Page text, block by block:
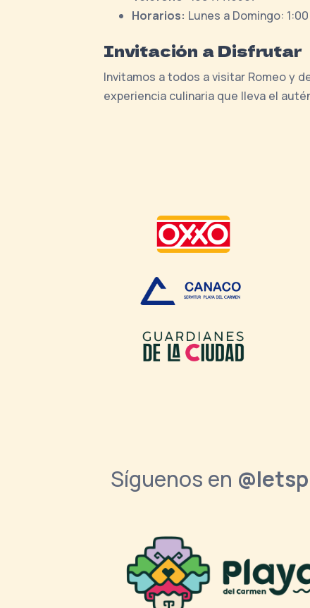
Horarios: Lunes a Domingo:
Invitación a Disfrutar
Invitamos a todos a visitar Romeo y
experiencia culinaria que lleva el
Síguenos en